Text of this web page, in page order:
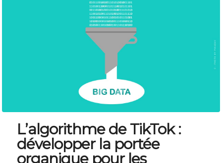
L’algorithme de TikTok :
développer la portée
organique pour les